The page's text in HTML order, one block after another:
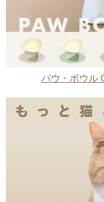
パウ・ボウル